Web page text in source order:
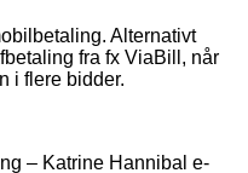
Alternativt
fra fx ViaBill, når
i flere bidder.
– Katrine Hannibal e-